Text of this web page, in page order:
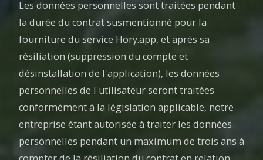
Les données personnelles sont traitées pendant
la durée du contrat susmentionné pour la
fourniture du service Hory.app, et après sa
résiliation (suppression du compte et
désinstallation de l'application), les données
personnelles de l'utilisateur seront traitées
conformément à la législation applicable, notre
entreprise étant autorisée à traiter les données
personnelles pendant un maximum de trois ans à